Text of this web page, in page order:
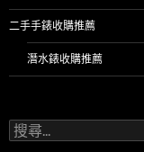
二手手錶收購推薦
潛水錶收購推薦
搜
尋